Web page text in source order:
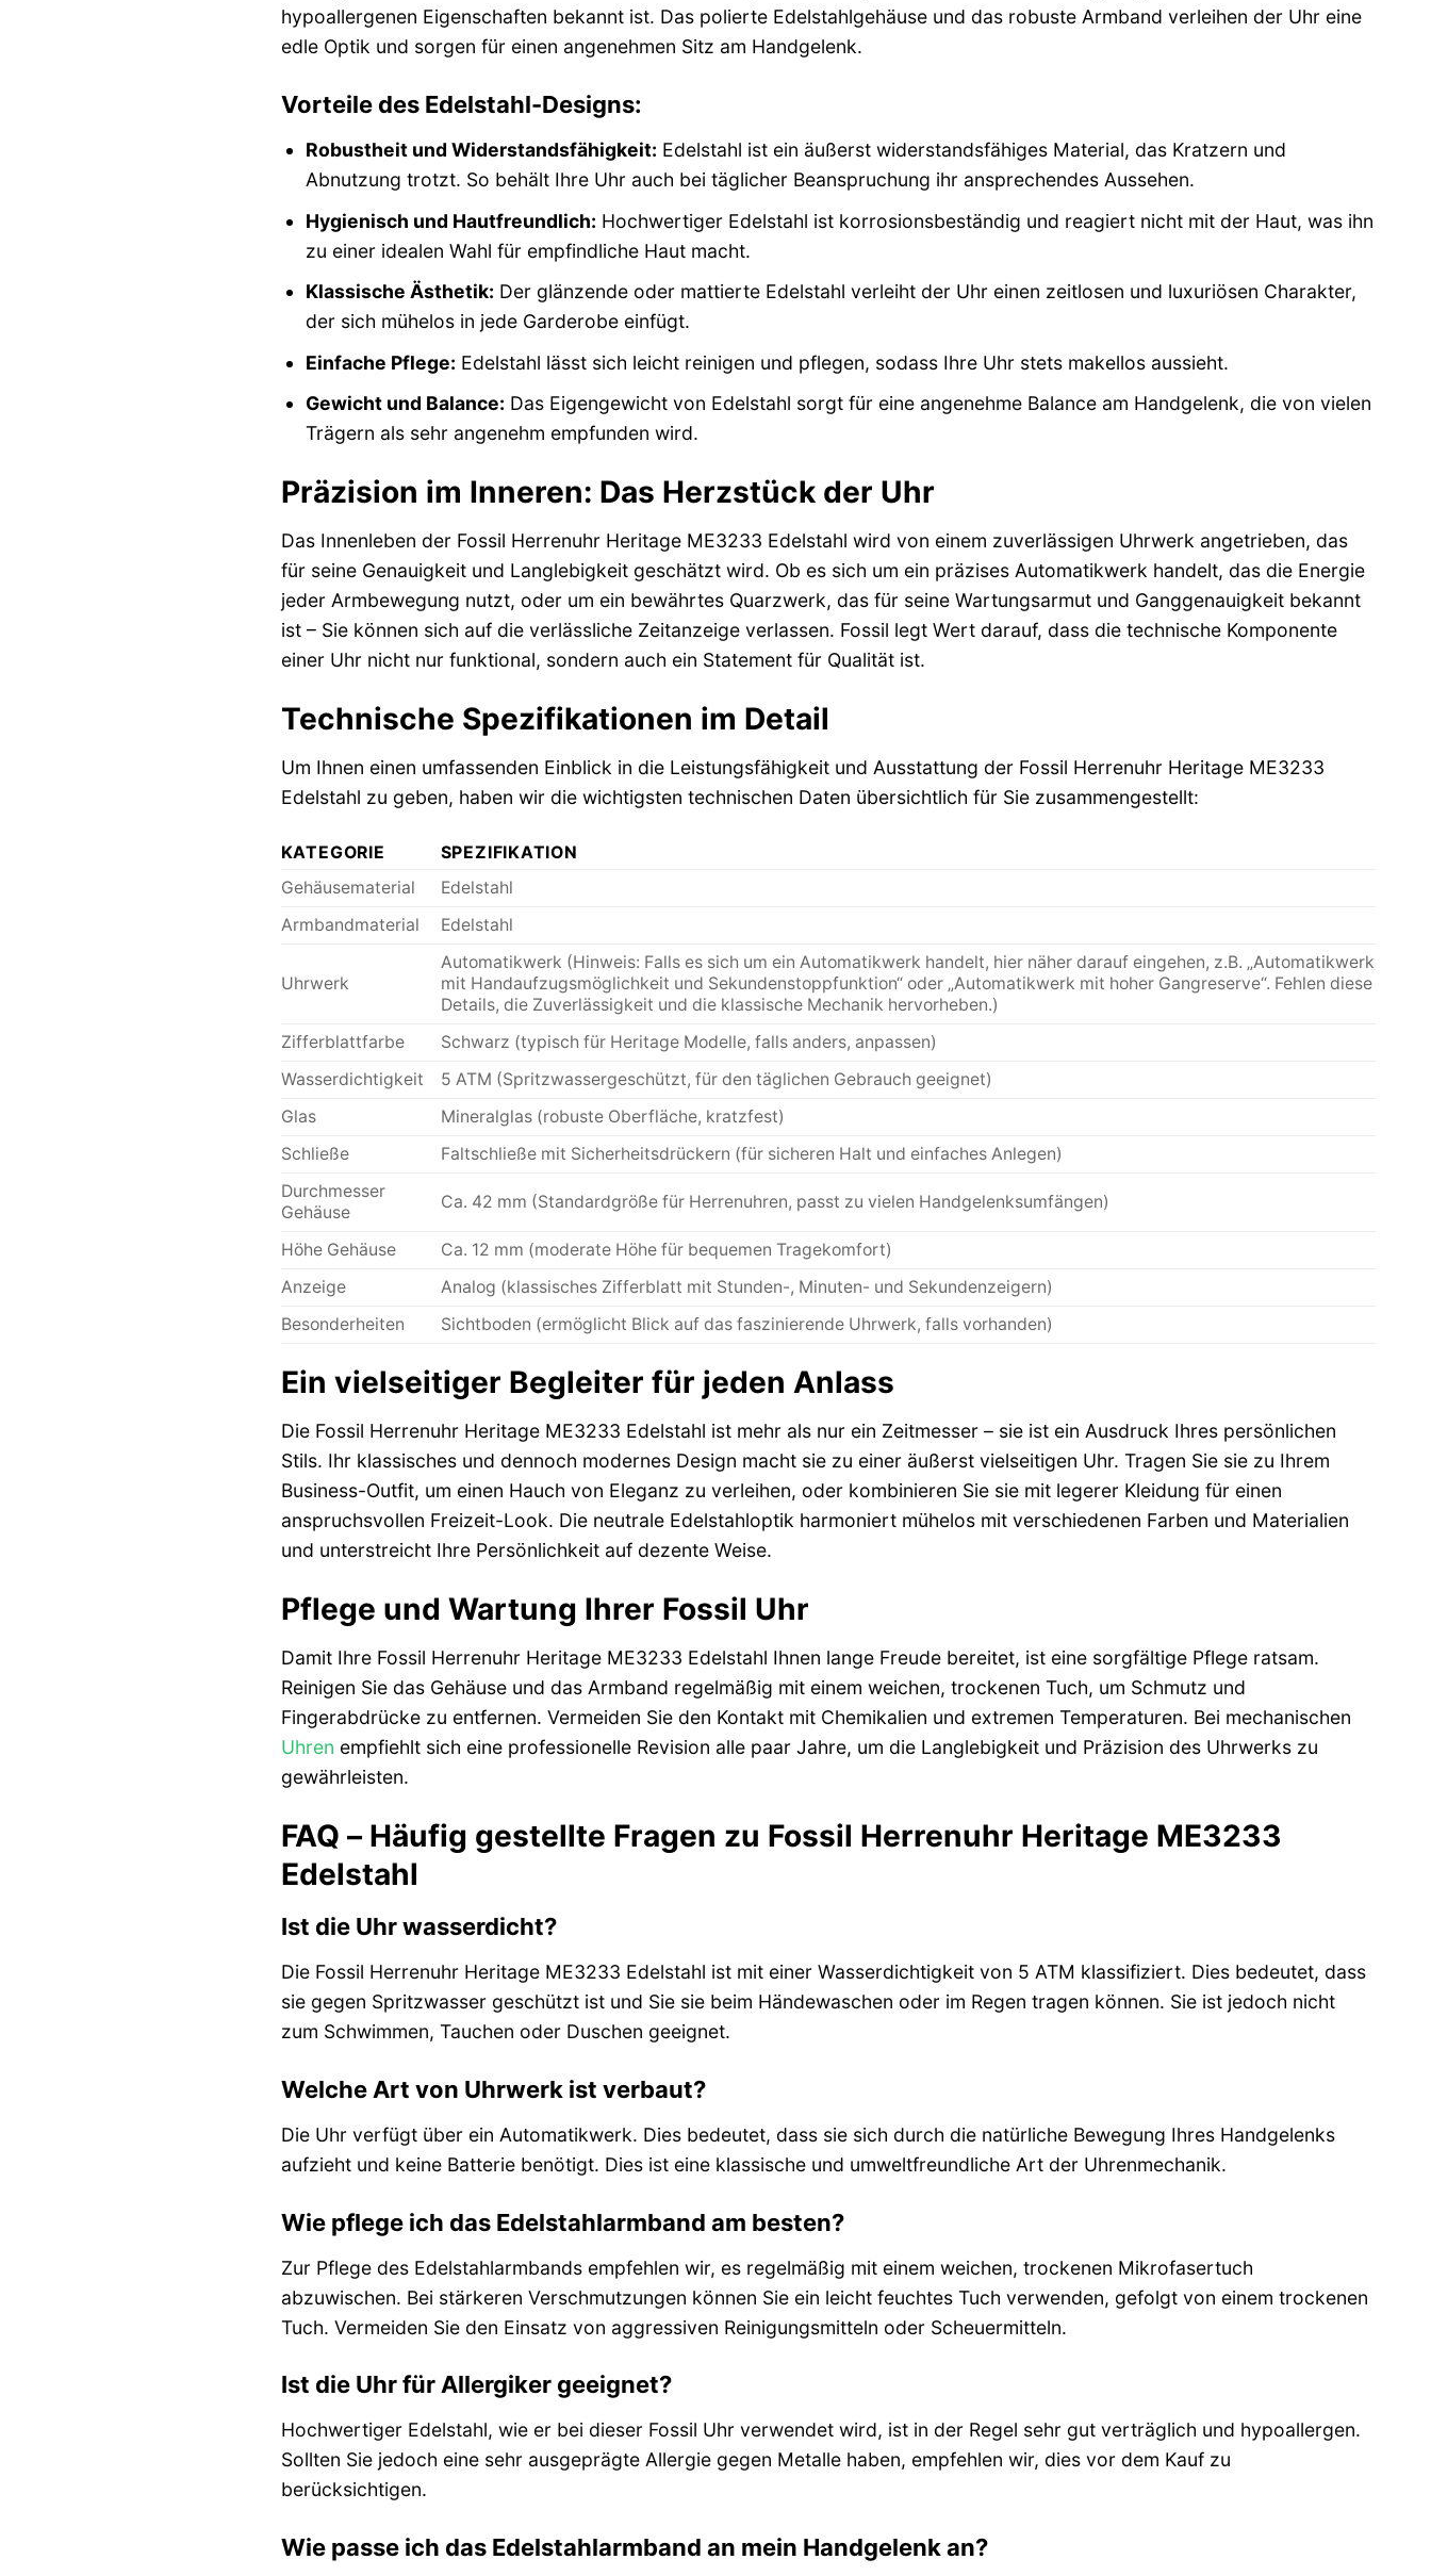
hypoallergenen Eigenschaften bekannt ist. Das polierte Edelstahlgehäuse und das robuste Armband verleihen der Uhr eine
edle Optik und sorgen für einen angenehmen Sitz am Handgelenk.
Vorteile des Edelstahl-Designs:
Robustheit und Widerstandsfähigkeit: Edelstahl ist ein äußerst widerstandsfähiges Material, das Kratzern und
Abnutzung trotzt. So behält Ihre Uhr auch bei täglicher Beanspruchung ihr ansprechendes Aussehen.
Hygienisch und Hautfreundlich: Hochwertiger Edelstahl ist korrosionsbeständig und reagiert nicht mit der Haut, was ihn
zu einer idealen Wahl für empfindliche Haut macht.
Klassische Ästhetik: Der glänzende oder mattierte Edelstahl verleiht der Uhr einen zeitlosen und luxuriösen Charakter,
der sich mühelos in jede Garderobe einfügt.
Einfache Pflege: Edelstahl lässt sich leicht reinigen und pflegen, sodass Ihre Uhr stets makellos aussieht.
Gewicht und Balance: Das Eigengewicht von Edelstahl sorgt für eine angenehme Balance am Handgelenk, die von vielen
Trägern als sehr angenehm empfunden wird.
Präzision im Inneren: Das Herzstück der Uhr
Das Innenleben der Fossil Herrenuhr Heritage ME3233 Edelstahl wird von einem zuverlässigen Uhrwerk angetrieben, das
für seine Genauigkeit und Langlebigkeit geschätzt wird. Ob es sich um ein präzises Automatikwerk handelt, das die Energie
jeder Armbewegung nutzt, oder um ein bewährtes Quarzwerk, das für seine Wartungsarmut und Ganggenauigkeit bekannt
ist – Sie können sich auf die verlässliche Zeitanzeige verlassen. Fossil legt Wert darauf, dass die technische Komponente
einer Uhr nicht nur funktional, sondern auch ein Statement für Qualität ist.
Technische Spezifikationen im Detail
Um Ihnen einen umfassenden Einblick in die Leistungsfähigkeit und Ausstattung der Fossil Herrenuhr Heritage ME3233
Edelstahl zu geben, haben wir die wichtigsten technischen Daten übersichtlich für Sie zusammengestellt:
KATEGORIE
SPEZIFIKATION
Gehäusematerial
Edelstahl
Armbandmaterial
Edelstahl
Uhrwerk
Automatikwerk (Hinweis: Falls es sich um ein Automatikwerk handelt, hier näher darauf eingehen, z.B. „Automatikwerk
mit Handaufzugsmöglichkeit und Sekundenstoppfunktion“ oder „Automatikwerk mit hoher Gangreserve“. Fehlen diese
Details, die Zuverlässigkeit und die klassische Mechanik hervorheben.)
Zifferblattfarbe
Schwarz (typisch für Heritage Modelle, falls anders, anpassen)
Wasserdichtigkeit
5 ATM (Spritzwassergeschützt, für den täglichen Gebrauch geeignet)
Glas
Mineralglas (robuste Oberfläche, kratzfest)
Schließe
Faltschließe mit Sicherheitsdrückern (für sicheren Halt und einfaches Anlegen)
Durchmesser
Gehäuse
Ca. 42 mm (Standardgröße für Herrenuhren, passt zu vielen Handgelenksumfängen)
Höhe Gehäuse
Ca. 12 mm (moderate Höhe für bequemen Tragekomfort)
Anzeige
Analog (klassisches Zifferblatt mit Stunden-, Minuten- und Sekundenzeigern)
Besonderheiten
Sichtboden (ermöglicht Blick auf das faszinierende Uhrwerk, falls vorhanden)
Ein vielseitiger Begleiter für jeden Anlass
Die Fossil Herrenuhr Heritage ME3233 Edelstahl ist mehr als nur ein Zeitmesser – sie ist ein Ausdruck Ihres persönlichen
Stils. Ihr klassisches und dennoch modernes Design macht sie zu einer äußerst vielseitigen Uhr. Tragen Sie sie zu Ihrem
Business-Outfit, um einen Hauch von Eleganz zu verleihen, oder kombinieren Sie sie mit legerer Kleidung für einen
anspruchsvollen Freizeit-Look. Die neutrale Edelstahloptik harmoniert mühelos mit verschiedenen Farben und Materialien
und unterstreicht Ihre Persönlichkeit auf dezente Weise.
Pflege und Wartung Ihrer Fossil Uhr
Damit Ihre Fossil Herrenuhr Heritage ME3233 Edelstahl Ihnen lange Freude bereitet, ist eine sorgfältige Pflege ratsam.
Reinigen Sie das Gehäuse und das Armband regelmäßig mit einem weichen, trockenen Tuch, um Schmutz und
Fingerabdrücke zu entfernen. Vermeiden Sie den Kontakt mit Chemikalien und extremen Temperaturen. Bei mechanischen
Uhren empfiehlt sich eine professionelle Revision alle paar Jahre, um die Langlebigkeit und Präzision des Uhrwerks zu
gewährleisten.
FAQ – Häufig gestellte Fragen zu Fossil Herrenuhr Heritage ME3233
Edelstahl
Ist die Uhr wasserdicht?
Die Fossil Herrenuhr Heritage ME3233 Edelstahl ist mit einer Wasserdichtigkeit von 5 ATM klassifiziert. Dies bedeutet, dass
sie gegen Spritzwasser geschützt ist und Sie sie beim Händewaschen oder im Regen tragen können. Sie ist jedoch nicht
zum Schwimmen, Tauchen oder Duschen geeignet.
Welche Art von Uhrwerk ist verbaut?
Die Uhr verfügt über ein Automatikwerk. Dies bedeutet, dass sie sich durch die natürliche Bewegung Ihres Handgelenks
aufzieht und keine Batterie benötigt. Dies ist eine klassische und umweltfreundliche Art der Uhrenmechanik.
Wie pflege ich das Edelstahlarmband am besten?
Zur Pflege des Edelstahlarmbands empfehlen wir, es regelmäßig mit einem weichen, trockenen Mikrofasertuch
abzuwischen. Bei stärkeren Verschmutzungen können Sie ein leicht feuchtes Tuch verwenden, gefolgt von einem trockenen
Tuch. Vermeiden Sie den Einsatz von aggressiven Reinigungsmitteln oder Scheuermitteln.
Ist die Uhr für Allergiker geeignet?
Hochwertiger Edelstahl, wie er bei dieser Fossil Uhr verwendet wird, ist in der Regel sehr gut verträglich und hypoallergen.
Sollten Sie jedoch eine sehr ausgeprägte Allergie gegen Metalle haben, empfehlen wir, dies vor dem Kauf zu
berücksichtigen.
Wie passe ich das Edelstahlarmband an mein Handgelenk an?